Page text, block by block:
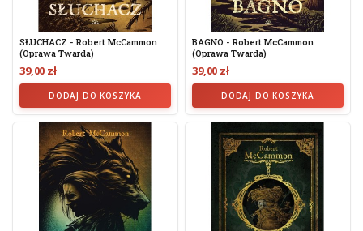
SŁUCHACZ - Robert McCammon
(oprawa Twarda)
39,00 zł
DODAJ DO KOSZYKA
BAGNO - Robert McCammon
(oprawa Twarda)
39,00 zł
DODAJ DO KOSZYKA